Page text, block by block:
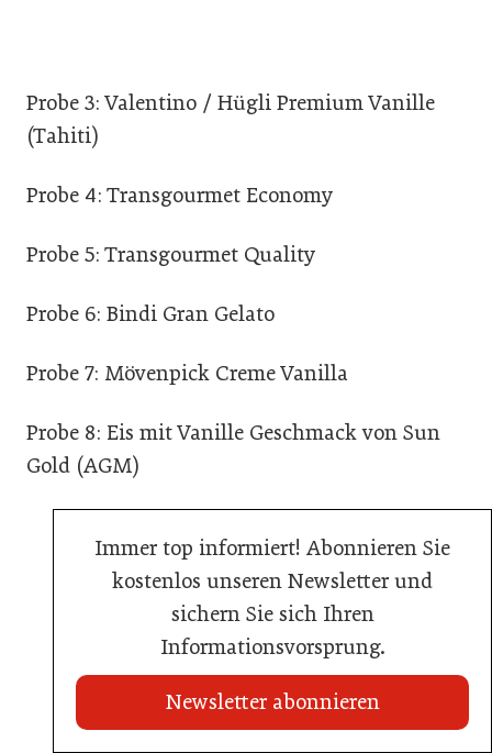
Probe 3: Valentino / Hügli Premium Vanille
(Tahiti)
Probe 4: Transgourmet Economy
Probe 5: Transgourmet Quality
Probe 6: Bindi Gran Gelato
Probe 7: Mövenpick Creme Vanilla
Probe 8: Eis mit Vanille Geschmack von Sun
Gold (AGM)
Immer top informiert! Abonnieren Sie
kostenlos unseren Newsletter und
sichern Sie sich Ihren
Informationsvorsprung.
Newsletter abonnieren